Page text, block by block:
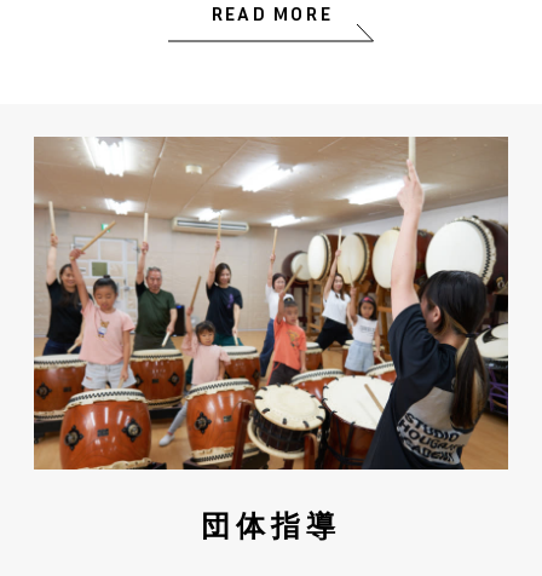
READ MORE
団体指導